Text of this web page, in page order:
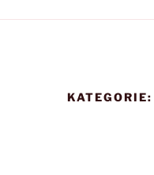
KATEGORIE: